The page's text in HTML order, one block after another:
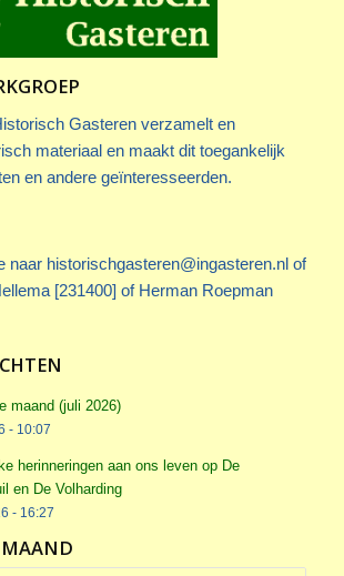
Gasteren verzamelt en
materiaal en maakt dit toegankelijk
en andere geïnteresseerden.
naar historischgasteren@ingasteren.nlof
[231400] of Herman Roepman
maand (juli 2026)
- 10:07
herinneringen aan ons leven op De
en De Volharding
- 16:27
MAAND